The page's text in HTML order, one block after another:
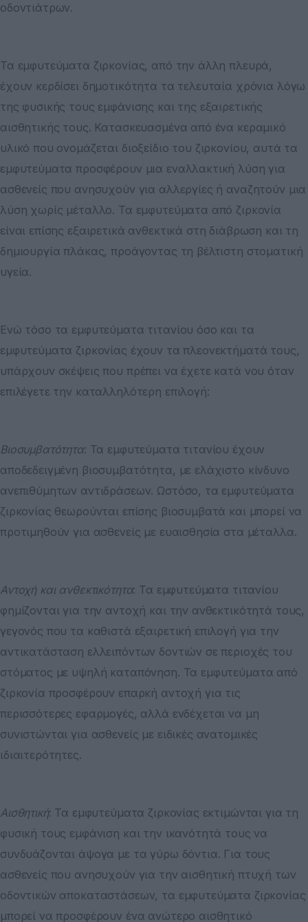
οδοντιάτρων.
Τα εμφυτεύματα ζιρκονίας, από την άλλη πλευρά,
έχουν κερδίσει δημοτικότητα τα τελευταία χρόνια λόγω
της φυσικής τους εμφάνισης και της εξαιρετικής
αισθητικής τους. Κατασκευασμένα από ένα κεραμικό
υλικό που ονομάζεται διοξείδιο του ζιρκονίου, αυτά τα
εμφυτεύματα προσφέρουν μια εναλλακτική λύση για
ασθενείς που ανησυχούν για αλλεργίες ή αναζητούν μια
λύση χωρίς μέταλλο. Τα εμφυτεύματα από ζιρκονία
είναι επίσης εξαιρετικά ανθεκτικά στη διάβρωση και τη
δημιουργία πλάκας, προάγοντας τη βέλτιστη στοματική
υγεία.
Ενώ τόσο τα εμφυτεύματα τιτανίου όσο και τα
εμφυτεύματα ζιρκονίας έχουν τα πλεονεκτήματά τους,
υπάρχουν σκέψεις που πρέπει να έχετε κατά νου όταν
επιλέγετε την καταλληλότερη επιλογή:
Βιοσυμβατότητα: Τα εμφυτεύματα τιτανίου έχουν
αποδεδειγμένη βιοσυμβατότητα, με ελάχιστο κίνδυνο
ανεπιθύμητων αντιδράσεων. Ωστόσο, τα εμφυτεύματα
ζιρκονίας θεωρούνται επίσης βιοσυμβατά και μπορεί να
προτιμηθούν για ασθενείς με ευαισθησία στα μέταλλα.
Αντοχή και ανθεκτικότητα: Τα εμφυτεύματα τιτανίου
φημίζονται για την αντοχή και την ανθεκτικότητά τους,
γεγονός που τα καθιστά εξαιρετική επιλογή για την
αντικατάσταση ελλειπόντων δοντιών σε περιοχές του
στόματος με υψηλή καταπόνηση. Τα εμφυτεύματα από
ζιρκονία προσφέρουν επαρκή αντοχή για τις
περισσότερες εφαρμογές, αλλά ενδέχεται να μη
συνιστώνται για ασθενείς με ειδικές ανατομικές
ιδιαιτερότητες.
Αισθητική: Τα εμφυτεύματα ζιρκονίας εκτιμώνται για τη
φυσική τους εμφάνιση και την ικανότητά τους να
συνδυάζονται άψογα με τα γύρω δόντια. Για τους
ασθενείς που ανησυχούν για την αισθητική πτυχή των
οδοντικών αποκαταστάσεων, τα εμφυτεύματα ζιρκονίας
μπορεί να προσφέρουν ένα ανώτερο αισθητικό